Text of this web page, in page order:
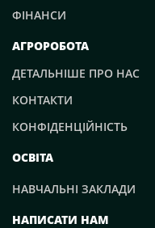
НАПИСАТИ НАМ
ФІНАНСИ
АГРОРОБОТА
ДЕТАЛЬНІШЕ ПРО НАС
КОНТАКТИ
КОНФІДЕНЦІЙНІСТЬ
ОСВІТА
НАВЧАЛЬНІ ЗАКЛАДИ